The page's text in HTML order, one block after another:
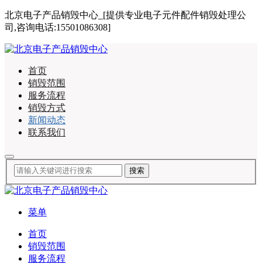
北京电子产品销毁中心_[提供专业电子元件配件销毁处理公
司,咨询电话:15501086308]
首页
销毁范围
服务流程
销毁方式
新闻动态
联系我们
菜单
首页
销毁范围
服务流程